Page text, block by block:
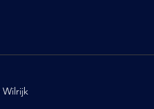
Wilrijk